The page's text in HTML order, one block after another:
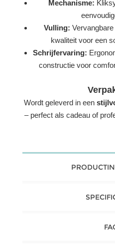
Mechanisme:
Vulling:
kwaliteit voor een
Schrijfervaring:
constructie voor
Wordt geleverd in een
– perfect als cadeau of